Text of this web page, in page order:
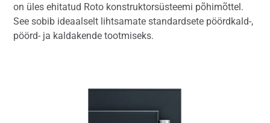
on üles ehitatud Roto konstruktorsüsteemi põhimõttel.
See sobib ideaalselt lihtsamate standardsete pöördkald-,
pöörd- ja kaldakende tootmiseks.